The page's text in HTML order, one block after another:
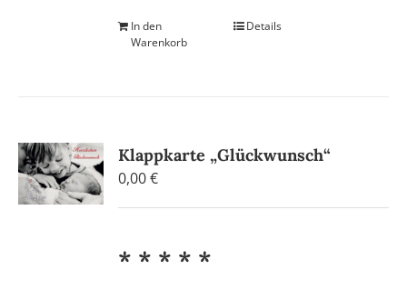
In den
Warenkorb
Details
Klappkarte „Glückwunsch“
0,00€
* * * * *